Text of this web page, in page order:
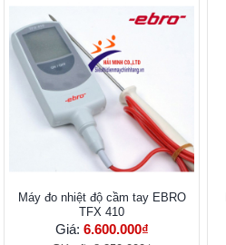
Máy đo nhiệt độ cầm tay EBRO
TFX 410
Giá: 6.600.000₫